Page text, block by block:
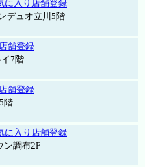
に入り店舗登録
デュオ立川5階
舗登録
7階
舗登録
階
に入り店舗登録
ン調布2F